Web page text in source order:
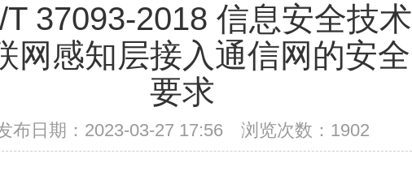
T 37093-2018 信息安全技术
网感知层接入通信网的安全
要求
布日期：2023-03-27 17:56 浏览次数： 1902